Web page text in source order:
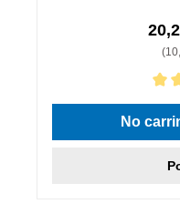
Classificação média
No